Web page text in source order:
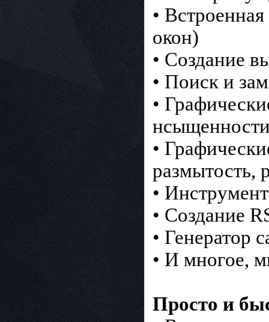
•
окон)
• Создание
• Поиск и
•
•
размытость,
•
• Создание
• Генератор
• И многое,
Просто и